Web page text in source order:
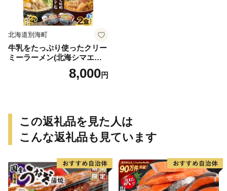
北海道別海町
牛乳をたっぷり使ったクリー
ミーラーメン(北海シマエビ
味噌×1食+野付湾ホタテ塩×
１食 (合計2食セット))8,000円
この返礼品を見た人は
こんな返礼品も見ています